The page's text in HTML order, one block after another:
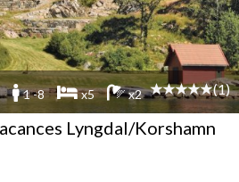
1 -8 x5 x2 (1)
Lyngdal/Korshamn